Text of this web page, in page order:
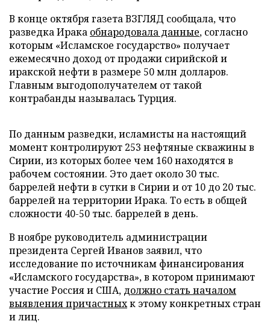
В конце октября газета ВЗГЛЯД сообщала, что
разведка Ирака обнародовала данные, согласно
которым «Исламское государство» получает
ежемесячно доход от продажи сирийской и
иракской нефти в размере 50 млн долларов.
Главным выгодополучателем от такой
контрабанды называлась Турция.
По данным разведки, исламисты на настоящий
момент контролируют 253 нефтяные скважины в
Сирии, из которых более чем 160 находятся в
рабочем состоянии. Это дает около 30 тыс.
баррелей нефти в сутки в Сирии и от 10 до 20 тыс.
баррелей на территории Ирака. То есть в общей
сложности 40-50 тыс. баррелей в день.
В ноябре руководитель администрации
президента Сергей Иванов заявил, что
исследование по источникам финансирования
«Исламского государства», в котором принимают
участие Россия и США, должно стать началом
выявления причастныхк этому конкретных стран
и лиц.